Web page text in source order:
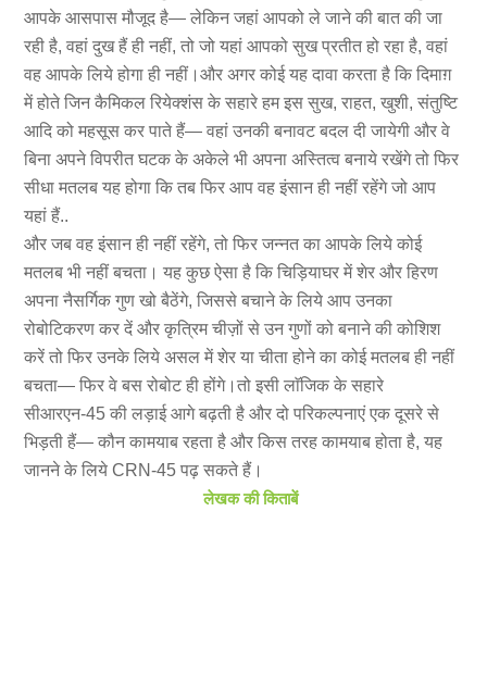
आपके आसपास मौजूद है— लेकिन जहां आपको ले जाने की बात की जा
रही है, वहां दुख हैं ही नहीं, तो जो यहां आपको सुख प्रतीत हो रहा है, वहां
वह आपके लिये होगा ही नहीं।और अगर कोई यह दावा करता है कि दिमाग़
में होते जिन कैमिकल रियेक्शंस के सहारे हम इस सुख, राहत, खुशी, संतुष्टि
आदि को महसूस कर पाते हैं— वहां उनकी बनावट बदल दी जायेगी और वे
बिना अपने विपरीत घटक के अकेले भी अपना अस्तित्व बनाये रखेंगे तो फिर
सीधा मतलब यह होगा कि तब फिर आप वह इंसान ही नहीं रहेंगे जो आप
यहां हैं..
और जब वह इंसान ही नहीं रहेंगे, तो फिर जन्नत का आपके लिये कोई
मतलब भी नहीं बचता। यह कुछ ऐसा है कि चिड़ियाघर में शेर और हिरण
अपना नैसर्गिक गुण खो बैठेंगे, जिससे बचाने के लिये आप उनका
रोबोटिकरण कर दें और कृत्रिम चीज़ों से उन गुणों को बनाने की कोशिश
करें तो फिर उनके लिये असल में शेर या चीता होने का कोई मतलब ही नहीं
बचता— फिर वे बस रोबोट ही होंगे।तो इसी लाॅजिक के सहारे
सीआरएन-45 की लड़ाई आगे बढ़ती है और दो परिकल्पनाएं एक दूसरे से
भिड़ती हैं— कौन कामयाब रहता है और किस तरह कामयाब होता है, यह
जानने के लिये CRN-45 पढ़ सकते हैं।
लेखक की किताबें